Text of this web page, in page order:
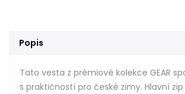
Popis
Tato vesta z prémiové kolekce GEAR
s praktičností pro české zimy. Hlavní zip